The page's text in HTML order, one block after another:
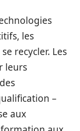
les
recycler. Les
leurs
–
aux